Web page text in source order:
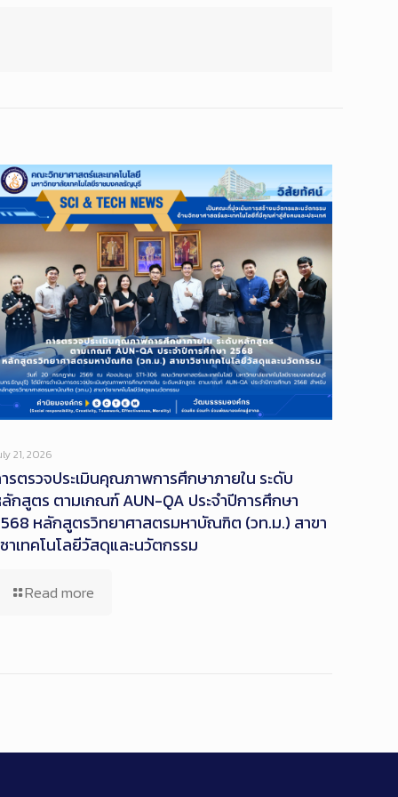
21, 2026
รตรวจประเมินคุณภาพการศึกษาภายใน ระดับ
กสูตร ตามเกณฑ์ AUN-QA ประจำปีการศึกษา
หลักสูตรวิทยาศาสตรมหาบัณฑิต (วท.ม.) สาขา
าเทคโนโลยีวัสดุและนวัตกรรม
Read more